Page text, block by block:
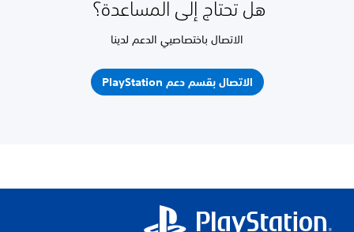
هل تحتاج إلى المساعدة؟
الاتصال باختصاصيي الدعم لدينا
الاتصال بقسم دعم PlayStation